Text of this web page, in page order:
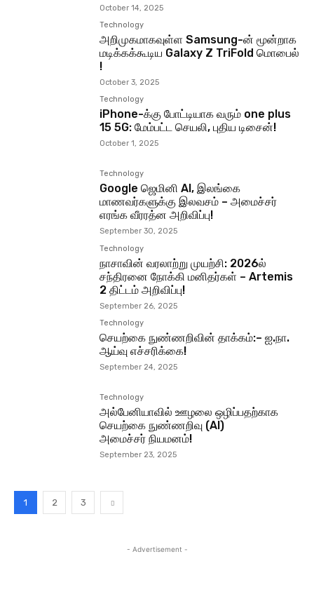
October 14, 2025
Technology
அறிமுகமாகவுள்ள Samsung-ன் மூன்றாக
மடிக்கக்கூடிய Galaxy Z TriFold மொபைல்
!
October 3, 2025
Technology
iPhone-க்கு போட்டியாக வரும் one plus
15 5G: மேம்பட்ட செயலி, புதிய டிசைன்!
October 1, 2025
Technology
Google ஜெமினி AI, இலங்கை
மாணவர்களுக்கு இலவசம் – அமைச்சர்
எரங்க வீரரத்ன அறிவிப்பு!
September 30, 2025
Technology
நாசாவின் வரலாற்று முயற்சி: 2026ல்
சந்திரனை நோக்கி மனிதர்கள் – Artemis
2 திட்டம் அறிவிப்பு!
September 26, 2025
Technology
செயற்கை நுண்ணறிவின் தாக்கம்:– ஐ.நா.
ஆய்வு எச்சரிக்கை!
September 24, 2025
Technology
அல்பேனியாவில் ஊழலை ஒழிப்பதற்காக
செயற்கை நுண்ணறிவு (AI)
அமைச்சர் நியமனம்!
September 23, 2025
1 2 3
- Advertisement -